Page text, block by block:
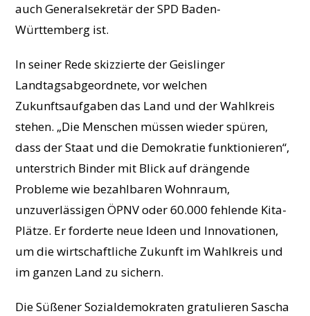
auch Generalsekretär der SPD Baden-
Württemberg ist.
In seiner Rede skizzierte der Geislinger
Landtagsabgeordnete, vor welchen
Zukunftsaufgaben das Land und der Wahlkreis
stehen. „Die Menschen müssen wieder spüren,
dass der Staat und die Demokratie funktionieren“,
unterstrich Binder mit Blick auf drängende
Probleme wie bezahlbaren Wohnraum,
unzuverlässigen ÖPNV oder 60.000 fehlende Kita-
Plätze. Er forderte neue Ideen und Innovationen,
um die wirtschaftliche Zukunft im Wahlkreis und
im ganzen Land zu sichern.
Die Süßener Sozialdemokraten gratulieren Sascha